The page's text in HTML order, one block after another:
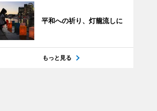
平和への祈り、灯籠流しに
もっと見る